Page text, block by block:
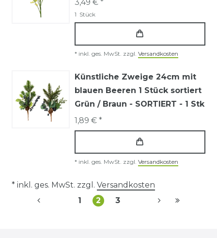
3,49 € *
1 Stück
* inkl. ges. MwSt. zzgl. Versandkosten
Künstliche Zweige 24cm mit
blauen Beeren 1 Stück sortiert
Grün / Braun - SORTIERT - 1 Stk
1,89 € *
* inkl. ges. MwSt. zzgl. Versandkosten
* inkl. ges. MwSt. zzgl. Versandkosten
1
2 3